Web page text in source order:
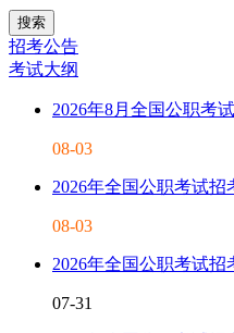
招考公告
考试大纲
2026年8月全国公职考
08-03
2026年全国公职考试招
08-03
2026年全国公职考试招
07-31